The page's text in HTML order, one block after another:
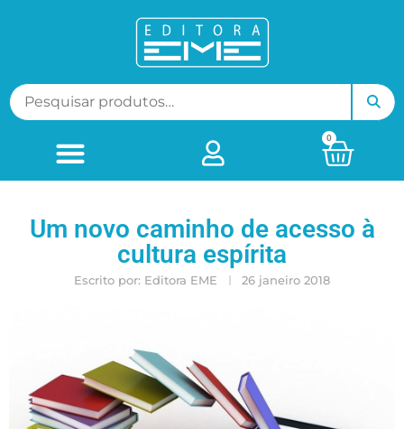
0
Um novo caminho de acesso à
cultura espírita
Escrito por: Editora EME 26 janeiro 2018